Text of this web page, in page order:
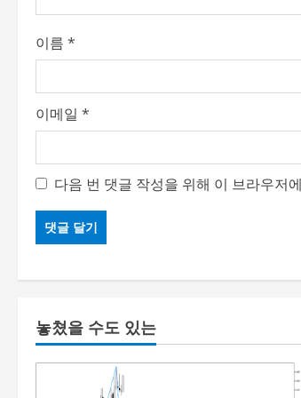
이름 *
이메일 *
다음 번 댓글 작성을 위해 이 브라우저
놓쳤을 수도 있는